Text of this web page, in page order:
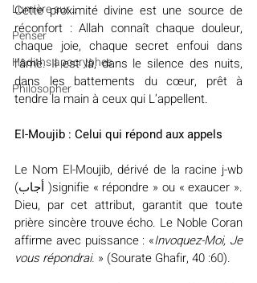
Lumière sur...
Penser
Hadiths apocryphes
Philosopher
Cette proximité divine est une source de
réconfort : Allah connaît chaque douleur,
chaque joie, chaque secret enfoui dans
l’âme. Il est là, dans le silence des nuits,
dans les battements du cœur, prêt à
tendre la main à ceux qui L’appellent.
El-Moujib : Celui qui répond aux appels
Le Nom El-Moujib, dérivé de la racine j-wb
(أجاب )signifie « répondre » ou « exaucer ».
Dieu, par cet attribut, garantit que toute
prière sincère trouve écho. Le Noble Coran
affirme avec puissance : «Invoquez-Moi, Je
vous répondrai. » (Sourate Ghafir, 40 :60).